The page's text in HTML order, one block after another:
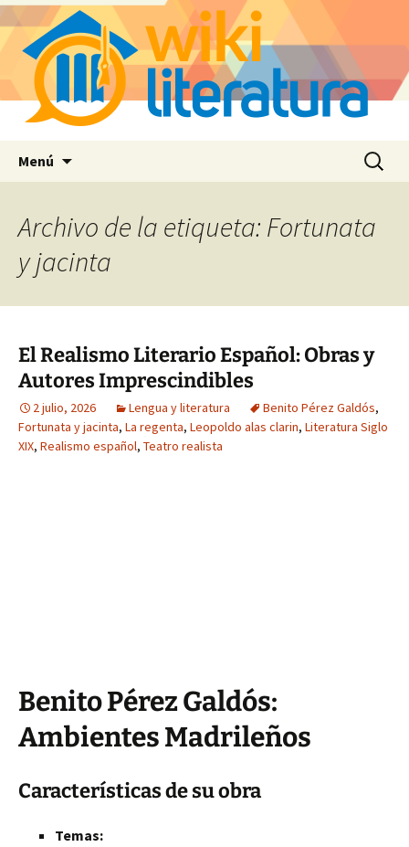
Menú Buscar:
Archivo de la etiqueta: Fortunata
y jacinta
El Realismo Literario Español: Obras y
Autores Imprescindibles
2 julio, 2026 Lengua y literatura Benito Pérez Galdós,
Fortunata y jacinta, La regenta, Leopoldo alas clarin, Literatura Siglo
XIX, Realismo español, Teatro realista
Benito Pérez Galdós:
Ambientes Madrileños
Características de su obra
Temas: